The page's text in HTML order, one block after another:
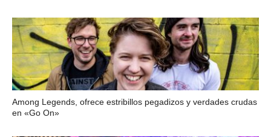
Among Legends, ofrece estribillos pegadizos y verdades crudas
en «Go On»